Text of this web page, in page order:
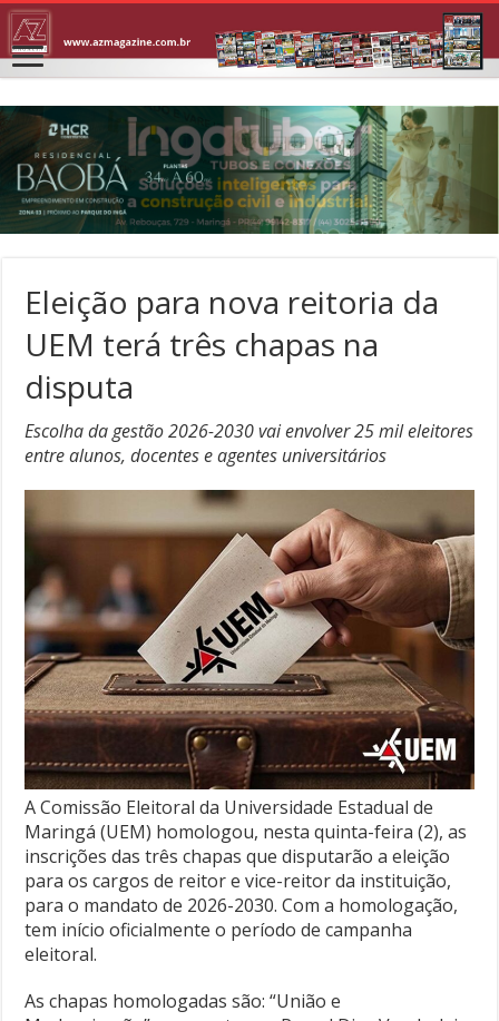
Eleição para nova reitoria da
UEM terá três chapas na
disputa
Escolha da gestão 2026-2030 vai envolver 25 mil eleitores
entre alunos, docentes e agentes universitários
A Comissão Eleitoral da Universidade Estadual de
Maringá (UEM) homologou, nesta quinta-feira (2), as
inscrições das três chapas que disputarão a eleição
para os cargos de reitor e vice-reitor da instituição,
para o mandato de 2026-2030. Com a homologação,
tem início oficialmente o período de campanha
eleitoral.
As chapas homologadas são: “União e